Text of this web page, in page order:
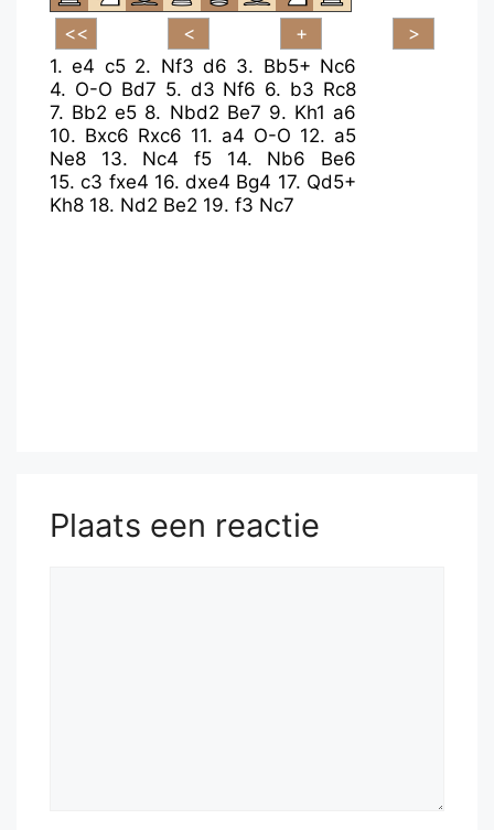
1.e4 c5 2. Nf3 d6 3. Bb5+ Nc6
4. O-O Bd7 5. d3 Nf6 6. b3 Rc8
7. Bb2 e5 8. Nbd2 Be7 9. Kh1 a6
10. Bxc6 Rxc6 11. a4 O-O 12. a5
Ne8
13. Nc4 f5 14. Nb6
Be6
15.c3 fxe4 16.dxe4 Bg4 17. Qd5+
Kh8 18. Nd2 Be2 19. f3 Nc7
Plaats een reactie